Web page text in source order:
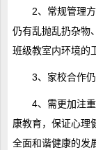
2、常规管理
仍有乱抛乱扔杂物
班级教室内环境的
3、家校合作仍
4、需更加注
康教育，保证心理
全面和谐健康的发